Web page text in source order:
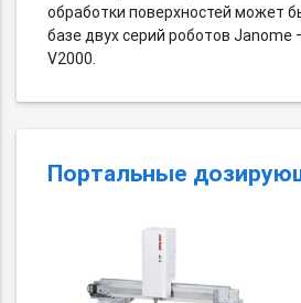
обработки поверхностей может
базе двух серий роботов Janome
V2000.
Портальные